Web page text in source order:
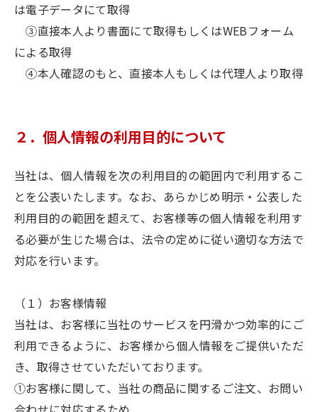
は電子データにて取得
③直接本人より書面にて取得もしくはWEBフォーム
による取得
④本人確認のもと、直接本人もしくは代理人より取得
２．個人情報の利用目的について
当社は、個人情報を次の利用目的の範囲内で利用するこ
とを公表いたします。なお、あらかじめ明示・公表した
利用目的の範囲を超えて、お客様等の個人情報を利用す
る必要が生じた場合は、法令の定めに従い適切な方法で
対応を行います。
（１）お客様情報
当社は、お客様に当社のサービスを円滑かつ効率的にご
利用できるように、お客様から個人情報をご提供いただ
き、取得させていただいております。
①お客様に関して、当社の商品に関するご注文、お問い